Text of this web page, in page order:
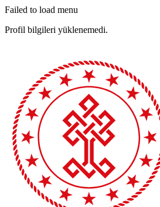
Failed to load menu
Profil bilgileri yüklenemedi.